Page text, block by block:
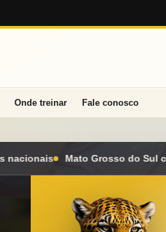
Onde treinar Fale conosco
seis medalhas e alcança